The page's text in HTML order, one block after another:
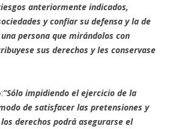
anteriormente indicados,
y confiar su defensa y la de
persona que mirándolos con
sus derechos y les conservase
”Sólo impidiendo el ejercicio de la
de satisfacer las pretensiones y
derechos podrá asegurarse el